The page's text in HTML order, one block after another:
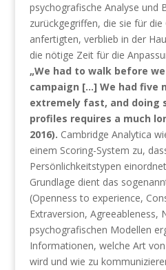
psychografische Analyse und
zurückgegriffen, die sie für die
anfertigten, verblieb in der
die nötige Zeit für die
„We had to walk before
campaign […] We had five
extremely fast, and doing
profiles requires a much
2016). Cambridge Analytica
einem Scoring-System zu,
Persönlichkeitstypen
Grundlage dient das
(Openness to experience,
Extraversion, Agreeableness,
psychografischen Modellen
Informationen, welche Art
wird und wie zu